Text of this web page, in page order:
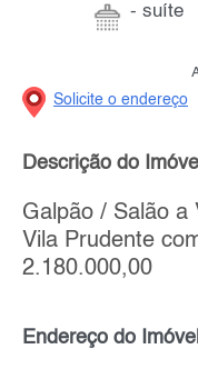
- suíte
Solicite o endereço
Descrição do Imóvel
Galpão / Salão a
Vila Prudente
2.180.000,00
Endereço do